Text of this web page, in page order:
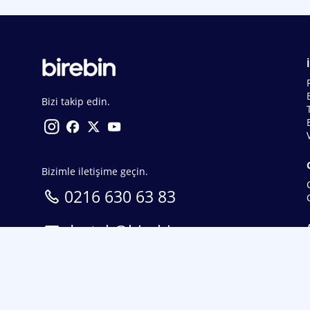
Bizi takip edin.
Bizimle iletişime geçin.
0216 630 63 83
destek@birebin.com